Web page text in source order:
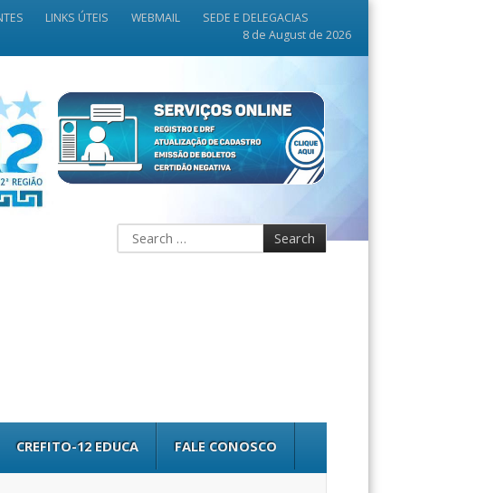
LINKS ÚTEIS WEBMAIL
SEDE E DELEGACIAS
8 de August de 2026
CREFITO-12 EDUCA FALE CONOSCO